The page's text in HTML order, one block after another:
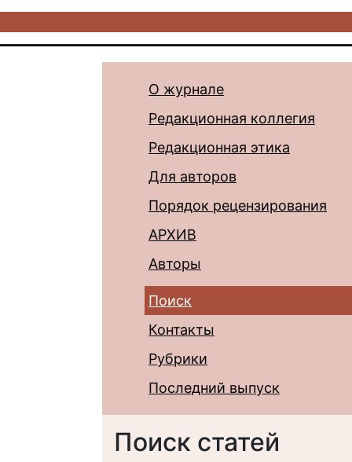
О журнале
Редакционная коллегия
Редакционная этика
Для авторов
Порядок рецензирования
АРХИВ
Авторы
Поиск
Контакты
Рубрики
Последний выпуск
Поиск статей